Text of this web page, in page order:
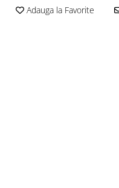
Adauga la Favorite